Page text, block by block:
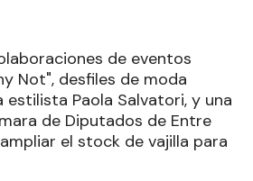
de eventos
Not", desfiles de moda
Paola Salvatori, y una
de Diputados de Entre
el stock de vajilla para